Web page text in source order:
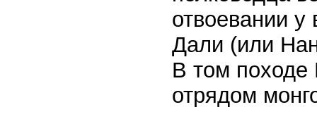
отвоевании у
Дали (или
В том походе
отрядом